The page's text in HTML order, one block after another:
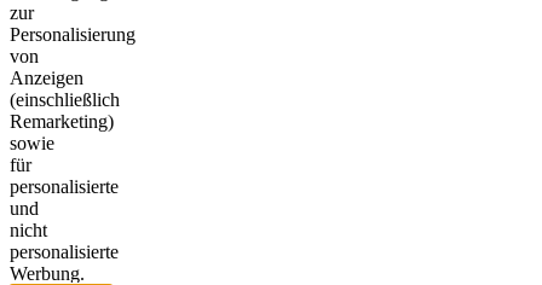
zur
Personalisierung
von
Anzeigen
(einschließlich
Remarketing)
sowie
für
personalisierte
und
nicht
personalisierte
Werbung.